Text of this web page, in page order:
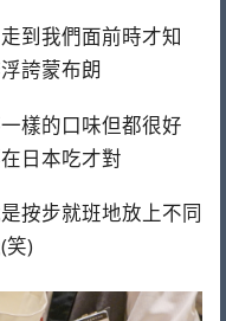
到我們面前時才知
誇蒙布朗
樣的口味但都很好
日本吃才對
按步就班地放上不同
笑)